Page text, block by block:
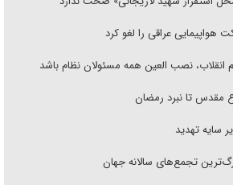
عراقی را لغو کرد
انقلاب، نصب العین همه مسئولان نظام باشد
مقدس تا نبرد رمضان
سایه تهدید
تجمع‌های سالانه جهان